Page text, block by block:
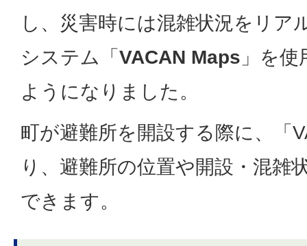
し、災害時には混雑状況をリア
システム「 VACAN Maps 」を
ようになりました。
町が避難所を開設する際に、「
り、避難所の位置や開設・混雑
できます。